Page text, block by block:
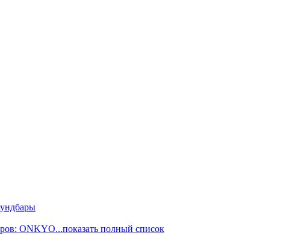
ONKYO...показать полный список